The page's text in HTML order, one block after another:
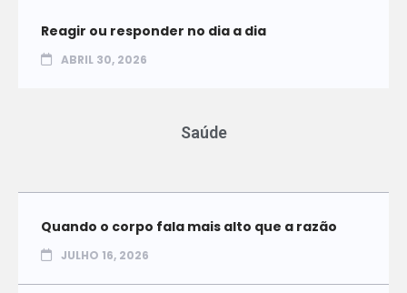
Reagir ou responder no dia a dia
ABRIL 30, 2026
Saúde
Quando o corpo fala mais alto que a razão
JULHO 16, 2026